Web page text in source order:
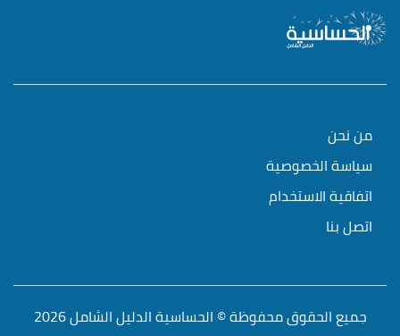
من نحن
سياسة الخصوصية
اتفاقية الاستخدام
اتصل بنا
جميع الحقوق محفوظة © الحساسية الدليل الشامل 2026